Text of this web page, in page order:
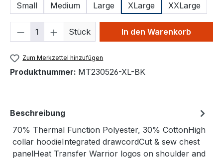
Small
Medium Large XLarge XXLarge
Produkt Anzahl: Gib den
Stück In den Warenkorb
Zum Merkzettel hinzufügen
Produktnummer: MT230526-XL-BK
Beschreibung
70% Thermal Function Polyester, 30% CottonHigh
collar hoodieIntegrated drawcordCut & sew chest
panelHeat Transfer Warrior logos on shoulder and